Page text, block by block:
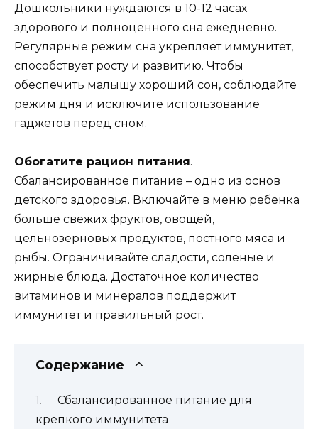
Дошкольники нуждаются в 10-12 часах
здорового и полноценного сна ежедневно.
Регулярные режим сна укрепляет иммунитет,
способствует росту и развитию. Чтобы
обеспечить малышу хороший сон, соблюдайте
режим дня и исключите использование
гаджетов перед сном.
Обогатите рацион питания.
Сбалансированное питание – одно из основ
детского здоровья. Включайте в меню ребенка
больше свежих фруктов, овощей,
цельнозерновых продуктов, постного мяса и
рыбы. Ограничивайте сладости, соленые и
жирные блюда. Достаточное количество
витаминов и минералов поддержит
иммунитет и правильный рост.
Содержание
Сбалансированное питание для
крепкого иммунитета